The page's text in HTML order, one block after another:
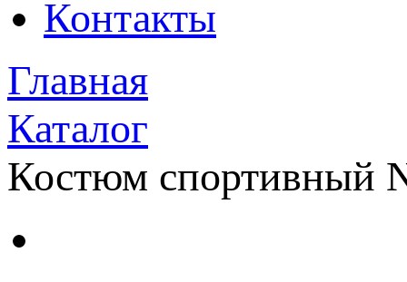
Контакты
Главная
Каталог
Костюм спортивный